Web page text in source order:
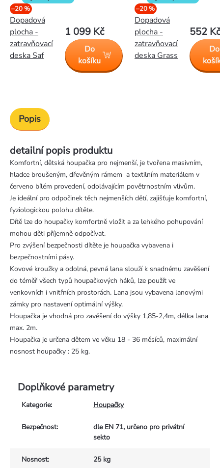
–20 %
Dopadová
plocha -
zatravňovací
deska Saf
1 099 Kč
Do
košíku
–20 %
Dopadová
plocha -
zatravňovací
deska Grass
552 Kč
Do
Popis
detailní popis produktu
Komfortní, dětská houpačka pro nejmenší, je tvořena masivním,
hladce broušeným, dřevěným rámem a textilním materiálem v
červeno bílém provedení, odolávajícím povětrnostním vlivům.
Je ideální pro odpočinek těch nejmenších dětí, zajišťuje komfortní,
fyziologickou polohu dítěte.
Dítě lze do houpačky komfortně vložit a za lehkého pohupování
mohou děti příjemně odpočívat.
Pro zvýšení bezpečnosti dítěte je houpačka vybavena i
bezpečnostními pásy.
Kovové kroužky a odolná, pevná lana slouží k snadnému zavěšení
do téměř všech typů houpačkových háků, lze použít ve
venkovních i vnitřních prostorách. Lana jsou vybavena lanovými
zámky pro nastavení optimální výšky.
Houpačka je vhodná pro zavěšení do výšky 1,85-2,4m, délka lana
max. 2m.
Houpačka je určena dětem ve věku 18 - 36 měsíců, maximální
nosnost houpačky : 25 kg.
Doplňkové parametry
Kategorie: Houpačky
Bezpečnost:
dle EN 71, určeno pro privátní
sekto
Nosnost: 25 kg